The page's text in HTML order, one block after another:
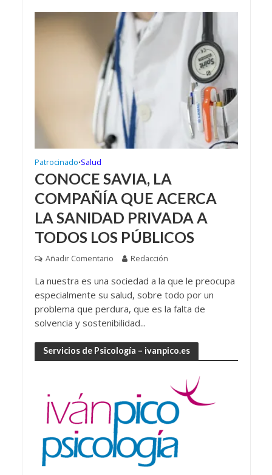
Patrocinado•Salud
CONOCE SAVIA, LA
COMPAÑÍA QUE ACERCA
LA SANIDAD PRIVADA A
TODOS LOS PÚBLICOS
Añadir Comentario Redacción
La nuestra es una sociedad a la que le preocupa
especialmente su salud, sobre todo por un
problema que perdura, que es la falta de
solvencia y sostenibilidad...
Servicios de Psicología – ivanpico.es